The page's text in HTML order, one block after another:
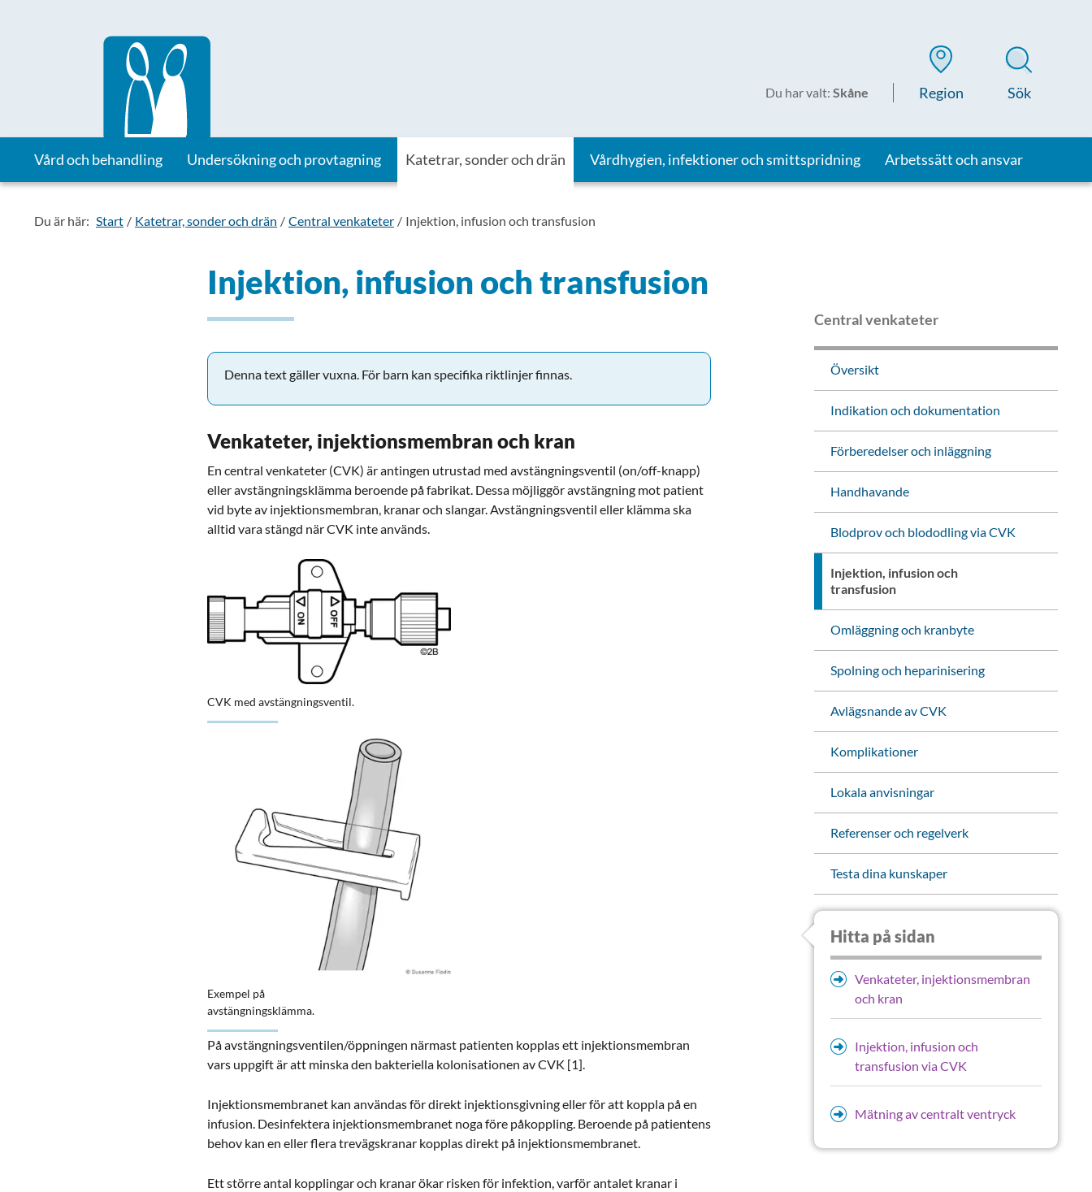
Till startsidan för Vårdhandboken
Du har valt: Skåne Region Sök
Vård och behandling Undersökning och provtagning Katetrar, sonder och drän Vårdhygien, infektioner och smittspridning Arbetssätt och ansvar
Du är här: Start Katetrar, sonder och drän Central venkateter Injektion, infusion och transfusion
Injektion, infusion och transfusion
Denna text gäller vuxna. För barn kan specifika riktlinjer finnas.
Venkateter, injektionsmembran och kran
En central venkateter (CVK) är antingen utrustad med avstängningsventil (on/off-knapp)
eller avstängningsklämma beroende på fabrikat. Dessa möjliggör avstängning mot patient
vid byte av injektionsmembran, kranar och slangar. Avstängningsventil eller klämma ska
alltid vara stängd när CVK inte används.
CVK med avstängningsventil.
Exempel på
avstängningsklämma.
På avstängningsventilen/öppningen närmast patienten kopplas ett injektionsmembran
vars uppgift är att minska den bakteriella kolonisationen av CVK [1].
Injektionsmembranet kan användas för direkt injektionsgivning eller för att koppla på en
infusion. Desinfektera injektionsmembranet noga före påkoppling. Beroende på patientens
behov kan en eller flera trevägskranar kopplas direkt på injektionsmembranet.
Ett större antal kopplingar och kranar ökar risken för infektion, varför antalet kranar i
Central venkateter
Översikt
Indikation och dokumentation
Förberedelser och inläggning
Handhavande
Blodprov och blododling via CVK
Injektion, infusion och
transfusion
Omläggning och kranbyte
Spolning och heparinisering
Avlägsnande av CVK
Komplikationer
Lokala anvisningar
Referenser och regelverk
Testa dina kunskaper
Hitta på sidan
Venkateter, injektionsmembran
och kran
Injektion, infusion och
transfusion via CVK
Mätning av centralt ventryck